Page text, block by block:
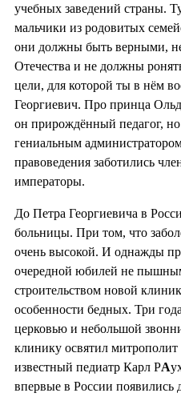
учебных заведений страны.
мальчики из родовитых
они должны быть верными,
Отечества и не должны
цели, для которой ты в нём
Георгиевич. Про принца
он прирождённый педагог,
гениальным
правоведения заботились
императоры.
До Петра Георгиевича в
больницы. При том, что
очень высокой. И однажды
очередной юбилей не
строительством новой
особенности бедных. Три
церковью и небольшой
клинику освятил
известный педиатр Карл РА
впервые в России появились